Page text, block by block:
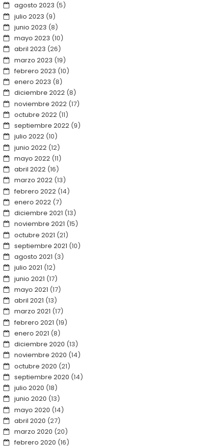
agosto 2023 (5)
julio 2023 (9)
junio 2023 (8)
mayo 2023 (10)
abril 2023 (26)
marzo 2023 (19)
febrero 2023 (10)
enero 2023 (8)
diciembre 2022(8)
noviembre 2022(17)
octubre 2022(11)
septiembre 2022(9)
julio 2022(10)
junio 2022(12)
mayo 2022(11)
abril 2022(16)
marzo 2022(13)
febrero 2022(14)
enero 2022(7)
diciembre 2021 (13)
noviembre 2021 (15)
octubre 2021 (21)
septiembre 2021 (10)
agosto 2021 (3)
julio 2021 (12)
junio 2021 (17)
mayo 2021 (17)
abril 2021 (13)
marzo 2021 (17)
febrero 2021 (19)
enero 2021 (8)
diciembre 2020 (13)
noviembre 2020 (14)
octubre 2020 (21)
septiembre 2020 (14)
julio 2020 (18)
junio 2020 (13)
mayo 2020 (14)
abril 2020 (27)
marzo 2020 (20)
febrero 2020 (16)